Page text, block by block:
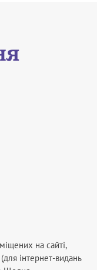
на сайті,
інтернет-видань